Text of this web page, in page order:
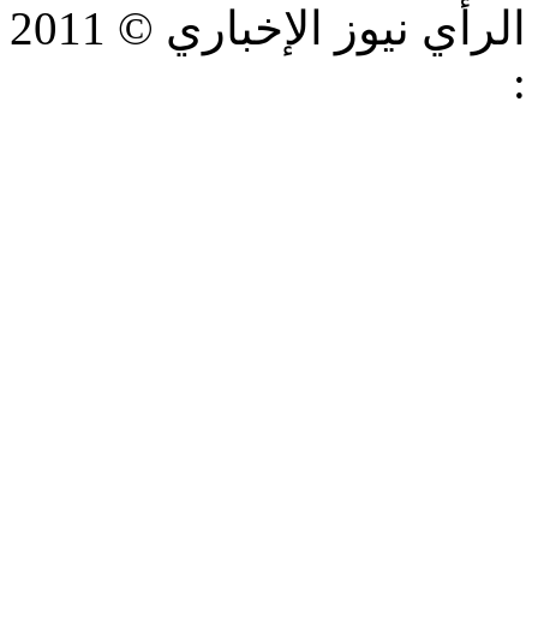
نيوز الإخباري © 2011
: